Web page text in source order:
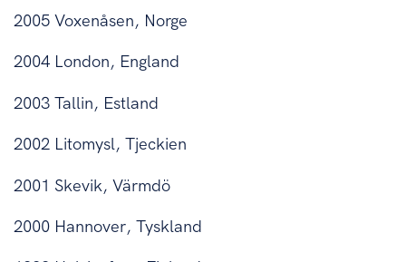
2005 Voxenåsen, Norge
2004 London, England
2003 Tallin, Estland
2002 Litomysl, Tjeckien
2001 Skevik, Värmdö
2000 Hannover, Tyskland